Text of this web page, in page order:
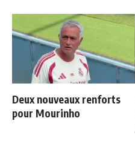
Deux nouveaux renforts
pour Mourinho